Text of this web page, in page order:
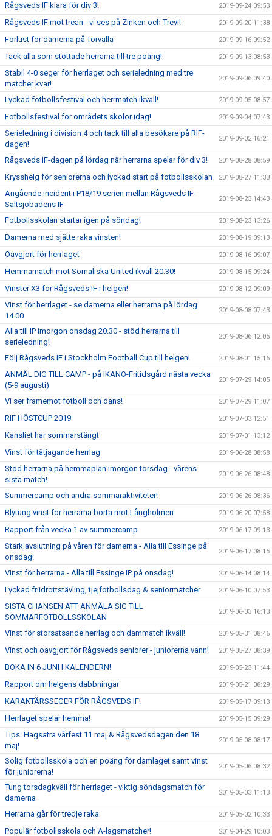
Rågsveds IF klara för div 3! 2019-09-24 09:53
Rågsveds IF mot trean - vi ses på Zinken och Trevi! 2019-09-20 11:38
Förlust för damerna på Torvalla 2019-09-16 09:52
Tack alla som stöttade herrarna till tre poäng! 2019-09-13 08:53
Stabil 4-0 seger för herrlaget och serieledning med tre
matcher kvar!
2019-09-06 09:40
Lyckad fotbollsfestival och herrmatch ikväll! 2019-09-05 08:57
Fotbollsfestival för områdets skolor idag! 2019-09-04 07:43
Serieledning i division 4 och tack till alla besökare på RIF-
dagen!
2019-09-02 16:21
Rågsveds IF-dagen på lördag när herrarna spelar för div 3! 2019-08-28 08:59
Krysshelg för seniorerna och lyckad start på fotbollsskolan 2019-08-27 11:33
Angående incident i P18/19 serien mellan Rågsveds IF-
Saltsjöbadens IF
2019-08-23 14:43
Fotbollsskolan startar igen på söndag! 2019-08-23 13:26
Damerna med sjätte raka vinsten! 2019-08-19 09:13
Oavgjort för herrlaget 2019-08-16 09:07
Hemmamatch mot Somaliska United ikväll 20.30! 2019-08-15 09:24
Vinster X3 för Rågsveds IF i helgen! 2019-08-12 09:09
Vinst för herrlaget - se damerna eller herrarna på lördag
14.00
2019-08-08 07:43
Alla till IP imorgon onsdag 20.30 - stöd herrarna till
serieledning!
2019-08-06 12:05
Följ Rågsveds IF i Stockholm Football Cup till helgen! 2019-08-01 15:16
ANMÄL DIG TILL CAMP - på IKANO-Fritidsgård nästa vecka
(5-9 augusti)
2019-07-29 14:05
Vi ser framemot fotboll och dans! 2019-07-29 11:07
RIF HÖSTCUP 2019 2019-07-03 12:51
Kansliet har sommarstängt 2019-07-01 13:12
Vinst för tätjagande herrlag 2019-06-28 08:58
Stöd herrarna på hemmaplan imorgon torsdag - vårens
sista match!
2019-06-26 08:48
Summercamp och andra sommaraktiviteter! 2019-06-26 08:36
Blytung vinst för herrarna borta mot Långholmen 2019-06-20 07:58
Rapport från vecka 1 av summercamp 2019-06-17 09:13
Stark avslutning på våren för damerna - Alla till Essinge på
onsdag!
2019-06-17 08:15
Vinst för herrarna - Alla till Essinge IP på onsdag! 2019-06-14 08:14
Lyckad friidrottstävling, tjejfotbollsdag & seniormatcher 2019-06-10 07:53
SISTA CHANSEN ATT ANMÄLA SIG TILL
SOMMARFOTBOLLSSKOLAN
2019-06-03 16:13
Vinst för storsatsande herrlag och dammatch ikväll! 2019-05-31 08:46
Vinst och oavgjort för Rågsveds seniorer - juniorerna vann! 2019-05-27 08:39
BOKA IN 6 JUNI I KALENDERN! 2019-05-23 11:44
Rapport om helgens dabbningar 2019-05-21 08:29
KARAKTÄRSSEGER FÖR RÅGSVEDS IF! 2019-05-17 09:13
Herrlaget spelar hemma! 2019-05-15 09:29
Tips: Hagsätra vårfest 11 maj & Rågsvedsdagen den 18
maj!
2019-05-08 08:17
Solig fotbollsskola och en poäng för damlaget samt vinst
för juniorerna!
2019-05-06 08:32
Tung torsdagkväll för herrlaget - viktig söndagsmatch för
damerna
2019-05-03 11:13
Herrarna går för tredje raka 2019-05-02 10:33
Populär fotbollsskola och A-lagsmatcher! 2019-04-29 10:03